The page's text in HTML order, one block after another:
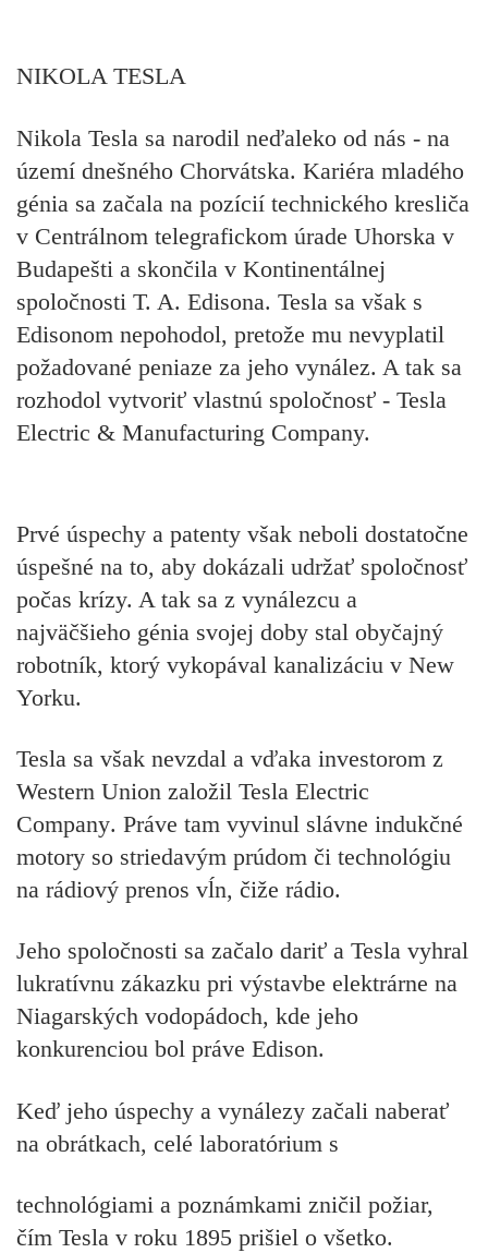
NIKOLA TESLA
Nikola Tesla sa narodil neďaleko od nás - na
území dnešného Chorvátska. Kariéra mladého
génia sa začala na pozícií technického kresliča
v Centrálnom telegrafickom úrade Uhorska v
Budapešti a skončila v Kontinentálnej
spoločnosti T. A. Edisona. Tesla sa však s
Edisonom nepohodol, pretože mu nevyplatil
požadované peniaze za jeho vynález. A tak sa
rozhodol vytvoriť vlastnú spoločnosť - Tesla
Electric & Manufacturing Company.
Prvé úspechy a patenty však neboli dostatočne
úspešné na to, aby dokázali udržať spoločnosť
počas krízy. A tak sa z vynálezcu a
najväčšieho génia svojej doby stal obyčajný
robotník, ktorý vykopával kanalizáciu v New
Yorku.
Tesla sa však nevzdal a vďaka investorom z
Western Union založil Tesla Electric
Company. Práve tam vyvinul slávne indukčné
motory so striedavým prúdom či technológiu
na rádiový prenos vĺn, čiže rádio.
Jeho spoločnosti sa začalo dariť a Tesla vyhral
lukratívnu zákazku pri výstavbe elektrárne na
Niagarských vodopádoch, kde jeho
konkurenciou bol práve Edison.
Keď jeho úspechy a vynálezy začali naberať
na obrátkach, celé laboratórium s
technológiami a poznámkami zničil požiar,
čím Tesla v roku 1895 prišiel o všetko.